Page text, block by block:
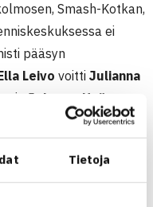
Tietoja
Smash-Kotkan,
ei
pääsyn
Leivo voitti Julianna
ja Johanna Hyöty
viedä ottelua
toisessa erässä